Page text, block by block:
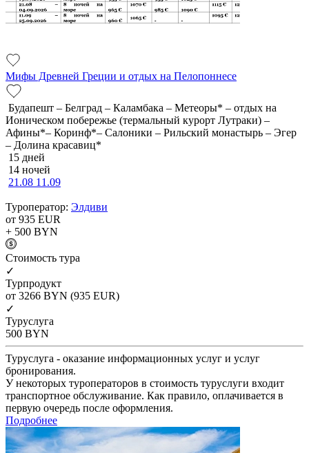
Мифы Древней Греции и отдых на Пелопоннесе
Будапешт – Белград – Каламбака – Метеоры* – отдых на
Ионическом побережье (термальный курорт Лутраки) –
Афины*– Коринф*– Салоники – Рильский монастырь – Эгер
– Долина красавиц*
15 дней
14 ночей
21.08 11.09
Туроператор: Элдиви
от 935 EUR
+ 500 BYN
Cтоимость тура
✓
Турпродукт
от 3266 BYN (935 EUR)
✓
Туруслуга
500 BYN
Туруслуга - оказание информационных услуг и услуг
бронирования.
У некоторых туроператоров в стоимость туруслуги входит
транспортное обслуживание. Как правило, оплачивается в
первую очередь после оформления.
Подробнее